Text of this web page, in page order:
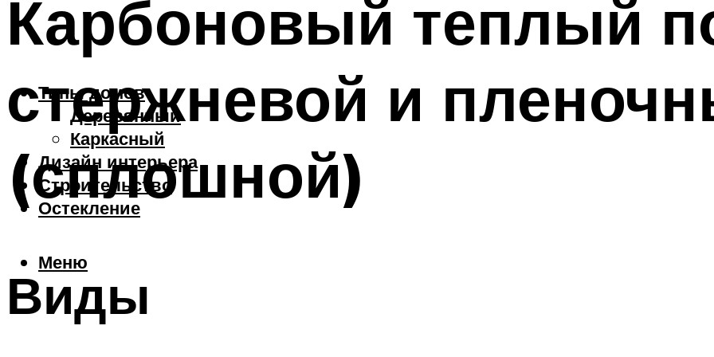
Типы домов
Деревянный
Каркасный
Дизайн интерьера
Строительство
Остекление
Меню
Карбоновый теплый
стержневой и
(сплошной)
Виды